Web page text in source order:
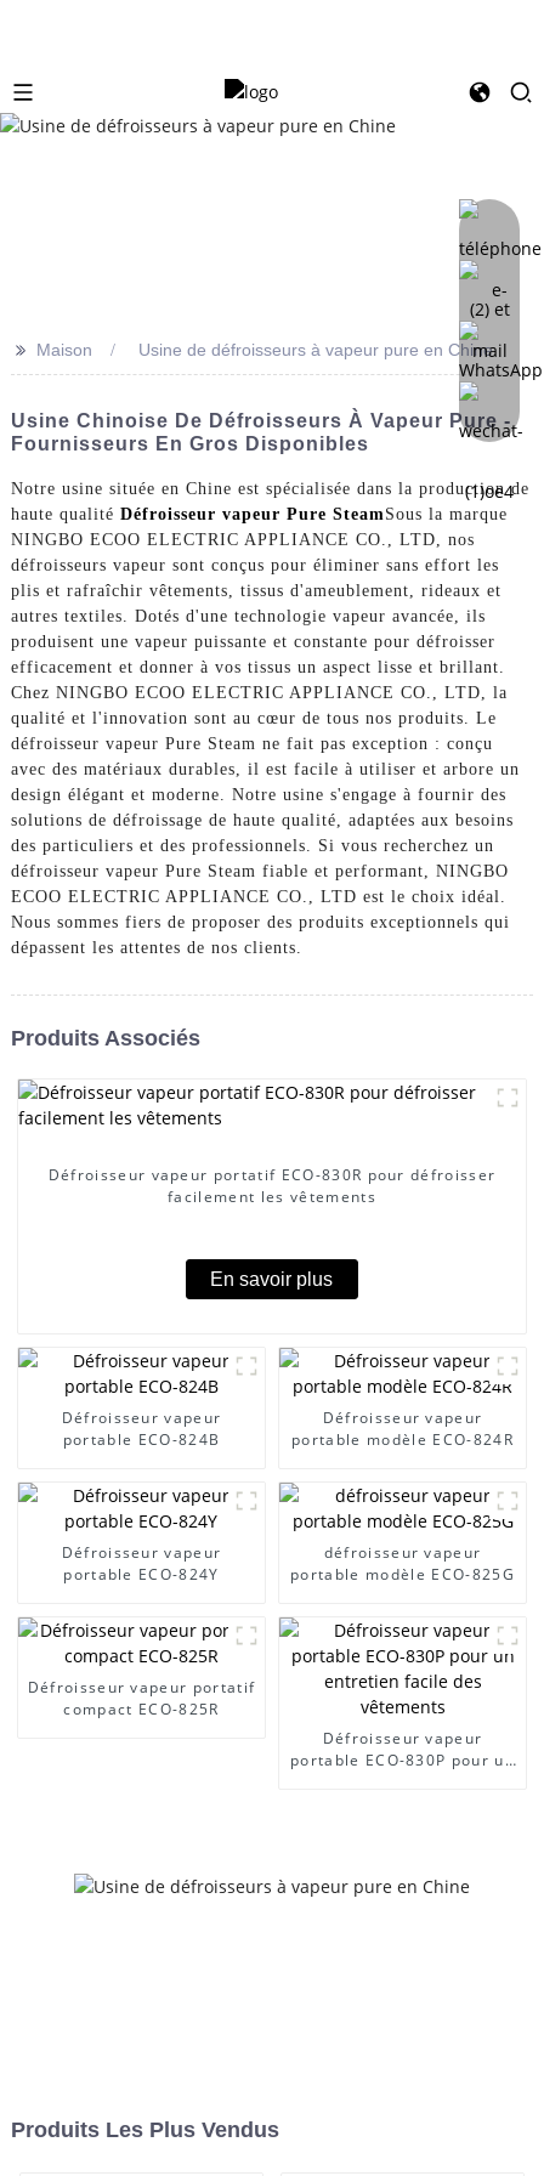
>> Maison Usine de défroisseurs à vapeur pure en Chine
Usine Chinoise De Défroisseurs À Vapeur Pure -
Fournisseurs En Gros Disponibles
Notre usine située en Chine est spécialisée dans la production de
haute qualité Défroisseur vapeur Pure Steam Sous la marque
NINGBO ECOO ELECTRIC APPLIANCE CO., LTD, nos
défroisseurs vapeur sont conçus pour éliminer sans effort les
plis et rafraîchir vêtements, tissus d'ameublement, rideaux et
autres textiles. Dotés d'une technologie vapeur avancée, ils
produisent une vapeur puissante et constante pour défroisser
efficacement et donner à vos tissus un aspect lisse et brillant.
Chez NINGBO ECOO ELECTRIC APPLIANCE CO., LTD, la
qualité et l'innovation sont au cœur de tous nos produits. Le
défroisseur vapeur Pure Steam ne fait pas exception : conçu
avec des matériaux durables, il est facile à utiliser et arbore un
design élégant et moderne. Notre usine s'engage à fournir des
solutions de défroissage de haute qualité, adaptées aux besoins
des particuliers et des professionnels. Si vous recherchez un
défroisseur vapeur Pure Steam fiable et performant, NINGBO
ECOO ELECTRIC APPLIANCE CO., LTD est le choix idéal.
Nous sommes fiers de proposer des produits exceptionnels qui
dépassent les attentes de nos clients.
Produits Associés
Défroisseur vapeur portatif ECO-830R pour défroisser
facilement les vêtements
En savoir plus
Défroisseur vapeur
portable ECO-824B
Défroisseur vapeur
portable modèle ECO-824R
Défroisseur vapeur
portable ECO-824Y
défroisseur vapeur
portable modèle ECO-825G
Défroisseur vapeur portatif
compact ECO-825R
Défroisseur vapeur
portable ECO-830P pour un
Produits Les Plus Vendus